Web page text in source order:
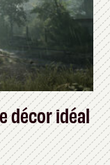
décor idéal